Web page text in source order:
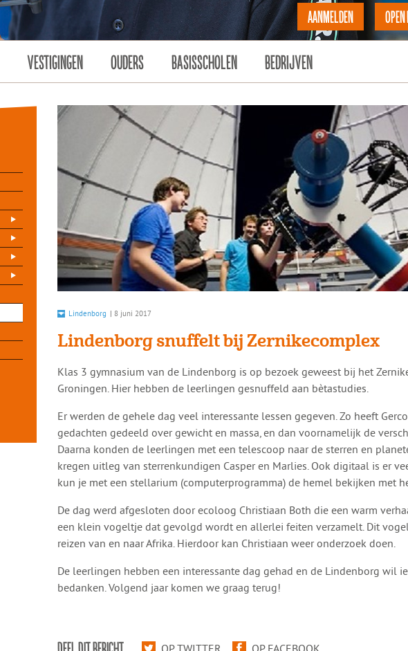
AANMELDEN
VESTIGINGEN OUDERS BASISSCHOLEN BEDRIJVEN
Lindenborg | 8 juni 2017
Lindenborg snuffelt bij Zernikecomplex
​​Klas 3 gymnasium van de Lindenborg is op bezoek geweest bij het
Groningen. Hier hebben de leerlingen gesnuffeld aan bètastudies.
Er werden de gehele dag veel interessante lessen gegeven. Zo heeft
gedachten gedeeld over gewicht en massa, en dan voornamelijk de
Daarna konden de leerlingen met een telescoop naar de sterren en
kregen uitleg van sterrenkundigen Casper en Marlies. Ook digitaal is er
kun je met een stellarium (computerprogramma) de hemel bekijken met
De dag werd afgesloten door ecoloog Christiaan Both die een warm
een klein vogeltje dat gevolgd wordt en allerlei feiten verzamelt. Dit
reizen van en naar Afrika. Hierdoor kan Christiaan weer onderzoek doen.
De leerlingen hebben een interessante dag gehad en de Lindenborg wil
bedanken. Volgend jaar komen we graag terug!
OP TWITTER OP FACEBOOK